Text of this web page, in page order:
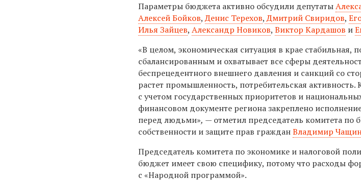
Параметры бюджета активно обсудили депутаты
Алексей Бойков,Денис Терехов,Дмитрий Свиридов,
Илья Зайцев,Александр Новиков,Виктор Кардашов и
«В целом, экономическая ситуация в крае стабильная,
сбалансированным и охватывает все сферы
беспрецедентного внешнего давления и санкций со
растет промышленность, потребительская
с учетом государственных приоритетов и
финансовом документе региона закреплено
перед людьми», — отметил председатель комитета по
собственности и защите прав гражданВладимир
Председатель комитета по экономике и налоговой
бюджет имеет свою специфику, потому что расходы
с «Народной программой».